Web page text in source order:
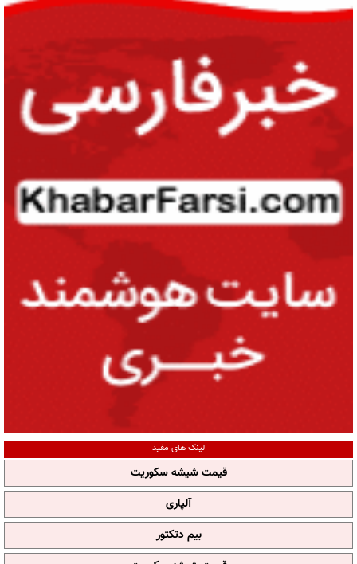
لینک های مفید
قیمت شیشه سکوریت
آلپاری
بیم دتکتور